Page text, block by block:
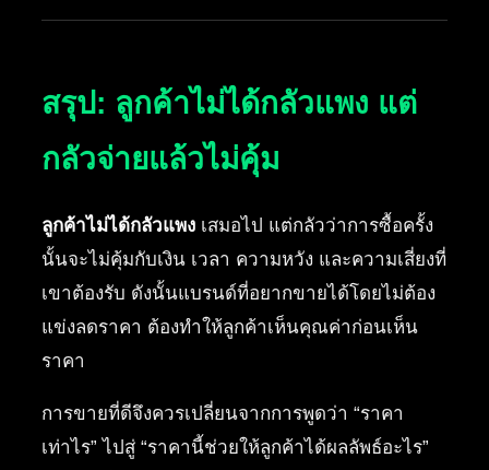
สรุป: ลูกค้าไม่ได้กลัวแพง แต่
กลัวจ่ายแล้วไม่คุ้ม
ลูกค้าไม่ได้กลัวแพง เสมอไป แต่กลัวว่าการซื้อครั้ง
นั้นจะไม่คุ้มกับเงิน เวลา ความหวัง และความเสี่ยงที่
เขาต้องรับ ดังนั้นแบรนด์ที่อยากขายได้โดยไม่ต้อง
แข่งลดราคา ต้องทำให้ลูกค้าเห็นคุณค่าก่อนเห็น
ราคา
การขายที่ดีจึงควรเปลี่ยนจากการพูดว่า “ราคา
เท่าไร” ไปสู่ “ราคานี้ช่วยให้ลูกค้าได้ผลลัพธ์อะไร”